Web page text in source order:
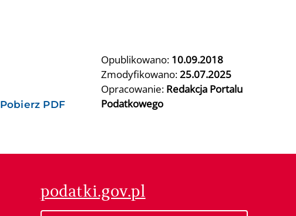
Pobierz PDF
Opublikowano: 10.09.2018
Zmodyfikowano:25.07.2025
Opracowanie: Redakcja Portalu
Podatkowego
podatki.gov.pl